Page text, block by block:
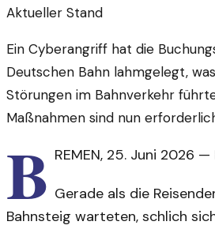
Aktueller Stand
Ein Cyberangriff hat die
Deutschen Bahn lahmgelegt,
Störungen im Bahnverkehr
Maßnahmen sind nun
B REMEN, 25. Juni 2026 —
Gerade als die
Bahnsteig warteten, schlich